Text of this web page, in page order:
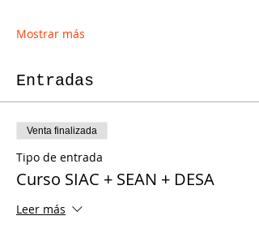
Mostrar más
Entradas
Venta finalizada
Tipo de entrada
Curso SIAC + SEAN + DESA
Leer más